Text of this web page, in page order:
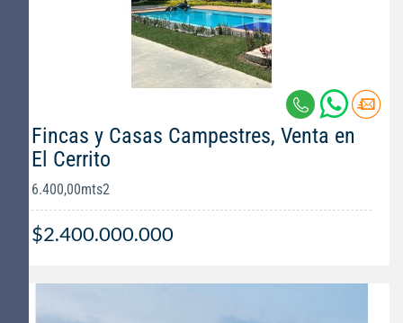
Fincas y Casas Campestres, Venta en
El Cerrito
6.400,00mts2
$2.400.000.000